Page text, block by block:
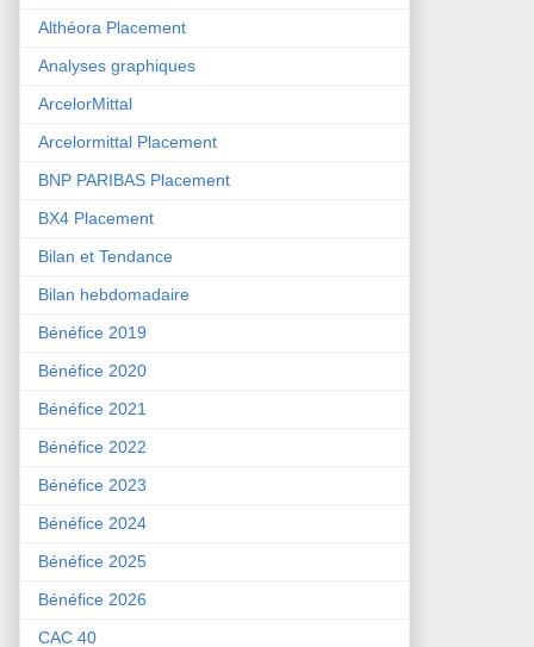
Althéora Placement
Analyses graphiques
ArcelorMittal
Arcelormittal Placement
BNP PARIBAS Placement
BX4 Placement
Bilan et Tendance
Bilan hebdomadaire
Bénéfice 2019
Bénéfice 2020
Bénéfice 2021
Bénéfice 2022
Bénéfice 2023
Bénéfice 2024
Bénéfice 2025
Bénéfice 2026
CAC 40